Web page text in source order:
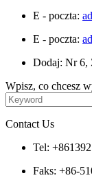
E - poczta:
E - poczta:
Dodaj: Nr 6,
Wpisz, co chcesz
Contact Us
Tel:
Faks: +86-